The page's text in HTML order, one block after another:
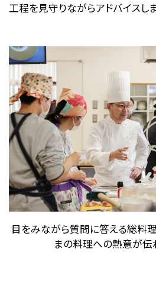
工程を見守りながらアドバイスしま
目をみながら質問に答える総料
まの料理への熱意が伝